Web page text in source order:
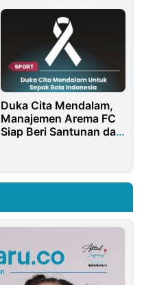
Duka Cita Mendalam,
Manajemen Arema FC
Siap Beri Santunan dan